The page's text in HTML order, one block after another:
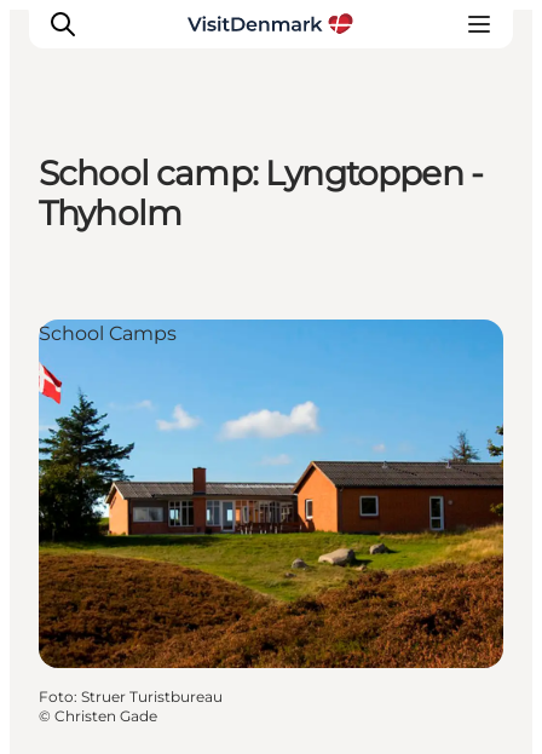
Ispirazioni
Dove andare
Pianifica il viaggio
School camp: Lyngtoppen -
Thyholm
School Camps
Foto: Struer Turistbureau
© Christen Gade